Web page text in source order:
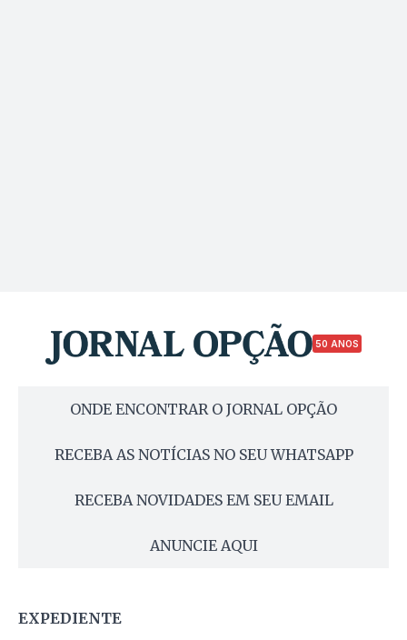
50 ANOS
ONDE ENCONTRAR O JORNAL OPÇÃO
RECEBA AS NOTÍCIAS NO SEU WHATSAPP
RECEBA NOVIDADES EM SEU EMAIL
ANUNCIE AQUI
EXPEDIENTE